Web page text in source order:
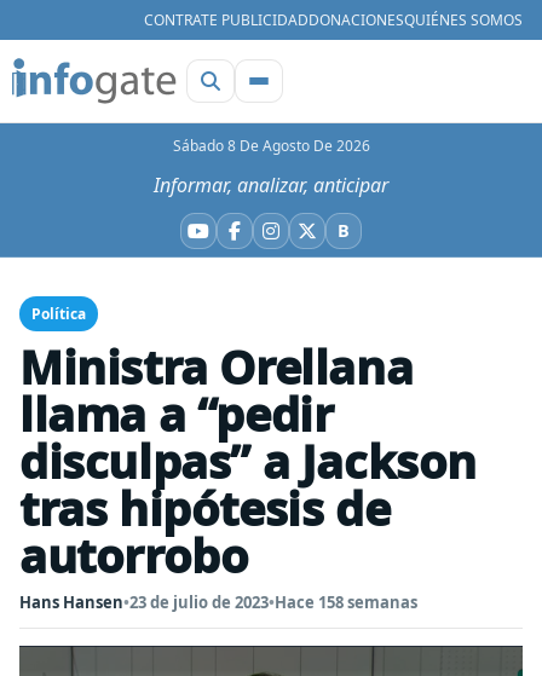
CONTRATE PUBLICIDADDONACIONESQUIÉNES SOMOS
Sábado 8 De Agosto De 2026
Informar, analizar, anticipar
YouTube
Facebook
Instagram
X BBluesky
Política
Ministra Orellana
llama a “pedir
disculpas” a Jackson
tras hipótesis de
autorrobo
Hans Hansen•23 de julio de 2023•Hace 158 semanas